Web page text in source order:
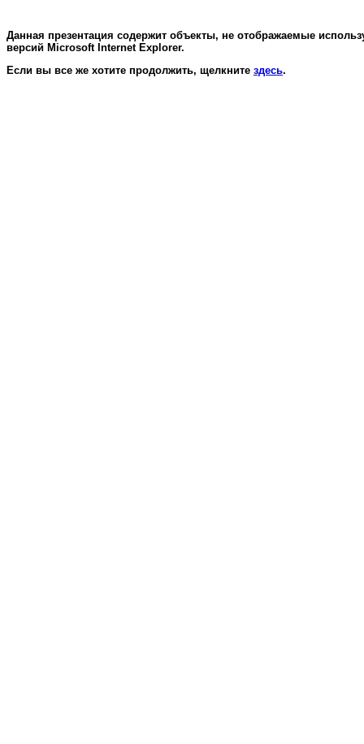
Данная презентация содержит объекты, не отображаемые
версий Microsoft Internet Explorer.
Если вы все же хотите продолжить, щелкните здесь.